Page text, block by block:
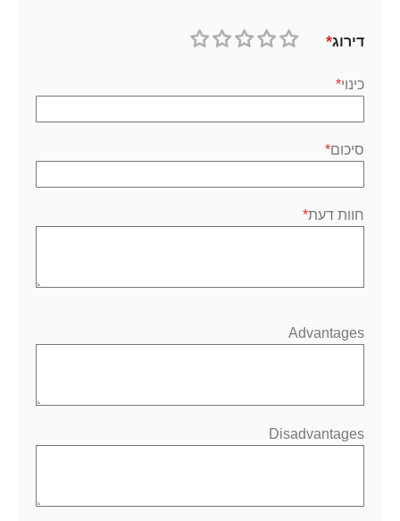
דירוג
כינוי
סיכום
חוות דעת
Advantages
Disadvantages